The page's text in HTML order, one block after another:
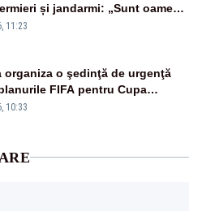
și jandarmi: „Sunt oameni
nu sunt răufăcători”
11:23
organiza o şedinţă de urgenţă
FIFA pentru Cupa
10:33